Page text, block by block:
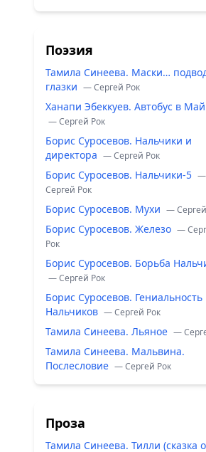
Поэзия
Тамила Синеева. Маски…
глазки — Сергей Рок
Ханапи Эбеккуев. Автобус в
— Сергей Рок
Борис Суросевов. Нальчики и
директора — Сергей Рок
Борис Суросевов. Нальчики-5 —
Сергей Рок
Борис Суросевов. Мухи —
Борис Суросевов. Железо —
Рок
Борис Суросевов. Борьба
— Сергей Рок
Борис Суросевов. Гениальность
Нальчиков — Сергей Рок
Тамила Синеева. Льяное —
Тамила Синеева. Мальвина.
Послесловие — Сергей Рок
Проза
Тамила Синеева. Тилли (сказка о